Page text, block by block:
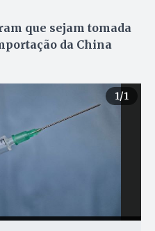
que sejam tomada
da China
1/1